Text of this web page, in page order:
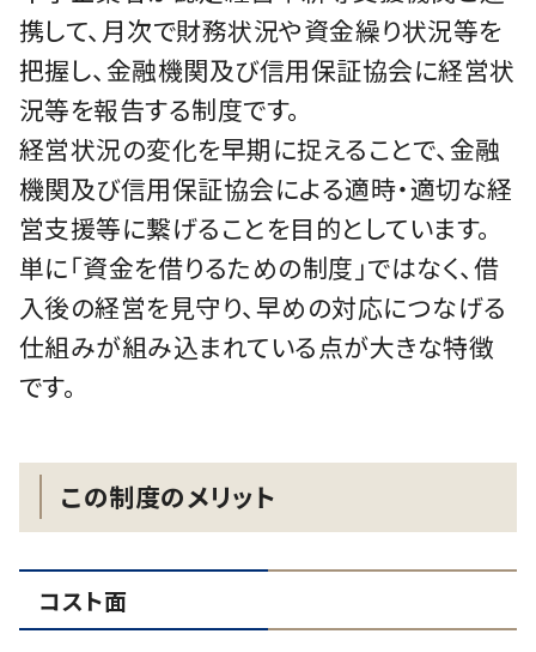
携して、月次で財務状況や資金繰り状況等を
把握し、金融機関及び信用保証協会に経営状
況等を報告する制度です。
経営状況の変化を早期に捉えることで、金融
機関及び信用保証協会による適時・適切な経
営支援等に繋げることを目的としています。
単に「資金を借りるための制度」ではなく、借
入後の経営を見守り、早めの対応につなげる
仕組みが組み込まれている点が大きな特徴
です。
この制度のメリット
コスト面